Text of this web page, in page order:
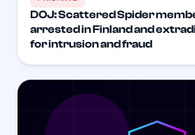
DOJ: Scattered Spider
arrested in Finland and
for intrusion and fraud